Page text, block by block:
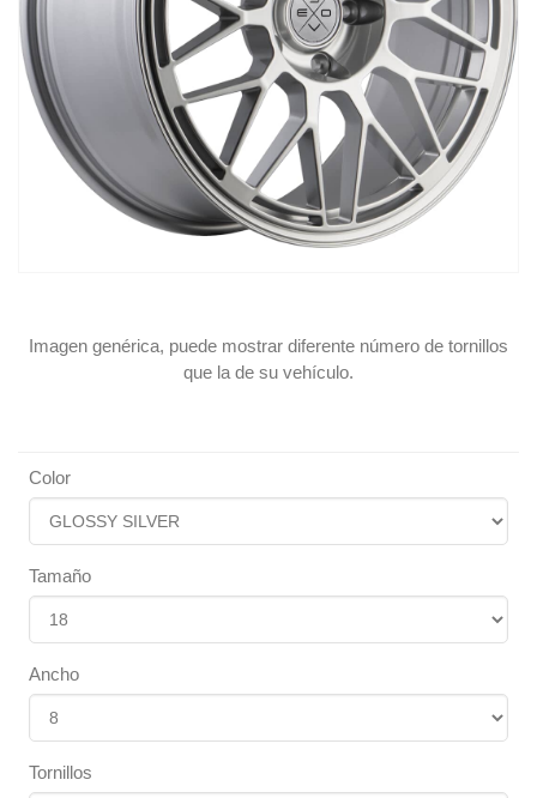
Imagen genérica, puede mostrar diferente número de tornillos
que la de su vehículo.
Color
Tamaño
Ancho
Tornillos